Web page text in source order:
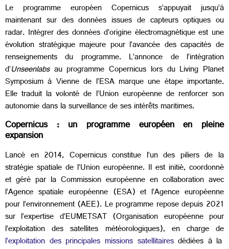
Le programme européen Copernicus s’appuyait jusqu’à
maintenant sur des données issues de capteurs optiques ou
radar. Intégrer des données d’origine électromagnétique est une
évolution stratégique majeure pour l’avancée des capacités de
renseignements du programme. L’annonce de l’intégration
d’Unseenlabs au programme Copernicus lors du Living Planet
Symposium à Vienne de l’ESA marque une étape importante.
Elle traduit la volonté de l’Union européenne de renforcer son
autonomie dans la surveillance de ses intérêts maritimes.
Copernicus : un programme européen en pleine
expansion
Lancé en 2014, Copernicusconstitue l’un des piliers de la
stratégie spatiale de l’Union européenne. Il est initié, coordonné
et géré par la Commission européenne en collaboration avec
l’Agence spatiale européenne (ESA) et l’Agence européenne
pour l’environnement (AEE). Le programme repose depuis 2021
sur l’expertise d’EUMETSAT (Organisation européenne pour
l’exploitation des satellites météorologiques), en charge de
l’exploitation des principales missions satellitairesdédiées à la